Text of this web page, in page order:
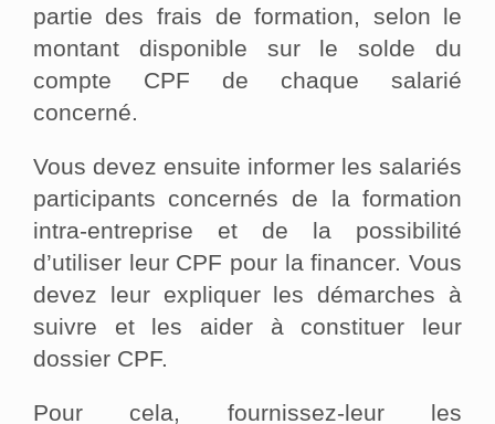
partie des frais de formation, selon le
montant disponible sur le solde du
compte CPF de chaque salarié
concerné.
Vous devez ensuite informer les salariés
participants concernés de la formation
intra-entreprise et de la possibilité
d’utiliser leur CPF pour la financer. Vous
devez leur expliquer les démarches à
suivre et les aider à constituer leur
dossier CPF.
Pour cela, fournissez-leur les